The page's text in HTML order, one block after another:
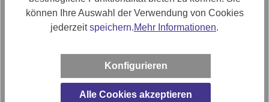
Polstermaterial
Hochwertiger Kaltschaum
Artikel Bezeichnung
Roomio 4104 Sofa 3-Sitzer in Stoff
können Ihre Auswahl der Verwendung von Cookies
jederzeitspeichern.Mehr Informationen.
Konfigurieren
Alle Cookies akzeptieren